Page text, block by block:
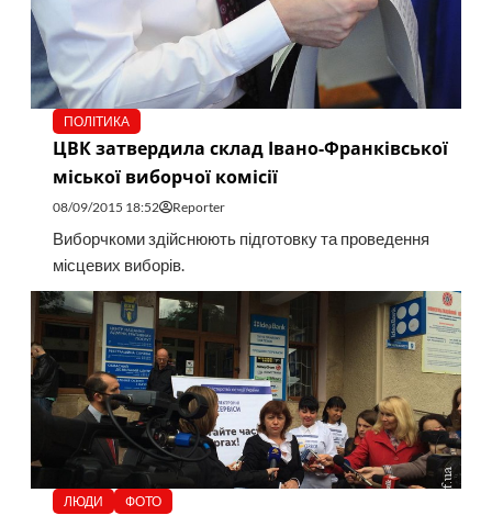
ПОЛІТИКА
ЦВК затвердила склад Івано-Франківської
міської виборчої комісії
08/09/2015 18:52 Reporter
Виборчкоми здійснюють підготовку та проведення
місцевих виборів.
ЛЮДИ ФОТО